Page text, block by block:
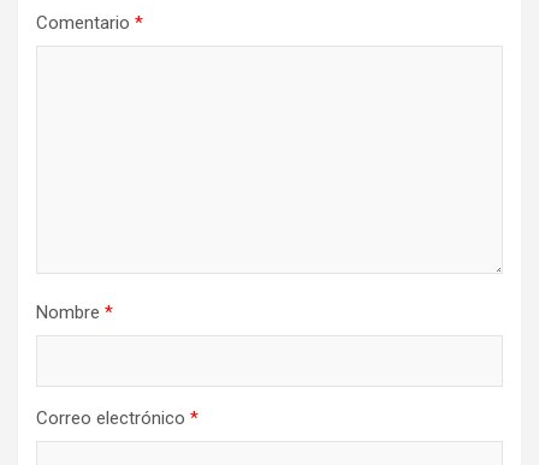
Comentario *
Nombre *
Correo electrónico *